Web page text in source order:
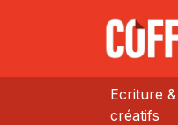
Ecriture
créatifs